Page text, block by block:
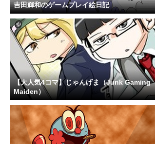
吉田輝和のゲームプレイ絵日記
【大人気4コマ】じゃんげま（Junk Gaming
Maiden）